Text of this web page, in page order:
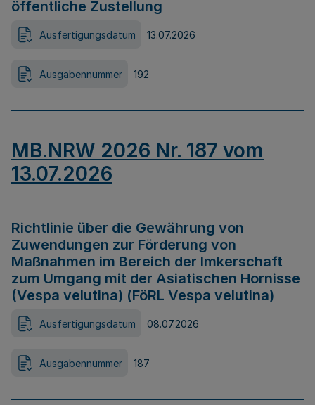
öffentliche Zustellung
Ausfertigungsdatum 13.07.2026
Ausgabennummer 192
MB.NRW 2026 Nr. 187 vom
13.07.2026
Richtlinie über die Gewährung von
Zuwendungen zur Förderung von
Maßnahmen im Bereich der Imkerschaft
zum Umgang mit der Asiatischen Hornisse
(Vespa velutina) (FöRL Vespa velutina)
Ausfertigungsdatum 08.07.2026
Ausgabennummer 187